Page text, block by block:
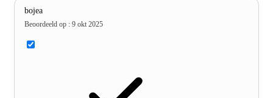
bojea
Beoordeeld op : 9 okt 2025